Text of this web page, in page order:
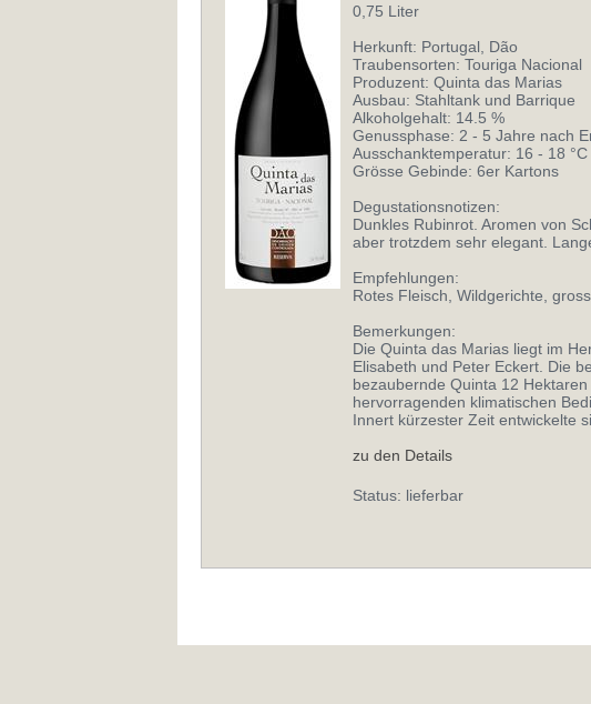
0,75 Liter
Herkunft: Portugal, Dão
Traubensorten: Touriga Nacional
Produzent: Quinta das Marias
Ausbau: Stahltank und Barrique
Alkoholgehalt: 14.5 %
Genussphase: 2 - 5 Jahre nach
Ausschanktemperatur: 16 - 18 °C
Grösse Gebinde: 6er Kartons
Degustationsnotizen:
Dunkles Rubinrot. Aromen von
aber trotzdem sehr elegant.
Empfehlungen:
Rotes Fleisch, Wildgerichte,
Bemerkungen:
Die Quinta das Marias liegt im
Elisabeth und Peter Eckert. Die
bezaubernde Quinta 12
hervorragenden klimatischen
Innert kürzester Zeit entwickelte
zu den Details
Status: lieferbar